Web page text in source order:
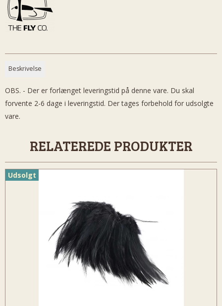
Beskrivelse
OBS. - Der er forlænget leveringstid på denne vare. Du skal
forvente 2-6 dage i leveringstid. Der tages forbehold for udsolgte
vare.
RELATEREDE PRODUKTER
Udsolgt